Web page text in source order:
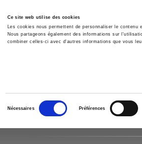
Ce site web utilise des cookies
Les cookies nous permettent de personnaliser le
Nous partageons également des informations sur
combiner celles-ci avec d'autres informations que vous
consentement
Nécessaires Préférences
Home
RESULTS OF